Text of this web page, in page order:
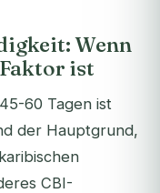
Wenn
ist
60 Tagen ist
der Hauptgrund,
CBI-